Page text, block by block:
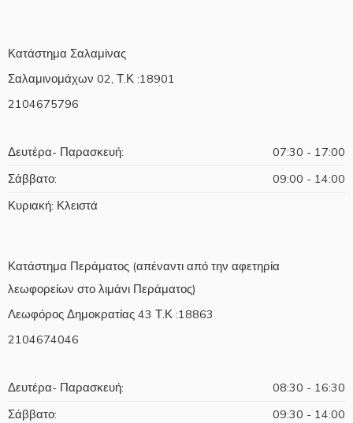
Κατάστημα Σαλαμίνας
Σαλαμινομάχων 02, Τ.Κ :18901
2104675796
Δευτέρα- Παρασκευή:
07:30 - 17:00
Σάββατο:
09:00 - 14:00
Κυριακή: Κλειστά
Κατάστημα Περάματος (απέναντι από την αφετηρία
λεωφορείων στο λιμάνι Περάματος)
Λεωφόρος Δημοκρατίας 43 Τ.Κ :18863
2104674046
Δευτέρα- Παρασκευή:
08:30 - 16:30
Σάββατο:
09:30 - 14:00